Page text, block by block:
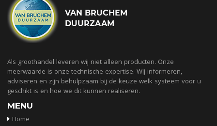
Als groothandel leveren wij niet alleen producten. Onze
meerwaarde is onze technische expertise. Wij informeren,
adviseren en zijn behulpzaam bij de keuze welk systeem voor u
geschikt is en hoe we dit kunnen realiseren.
MENU
Home